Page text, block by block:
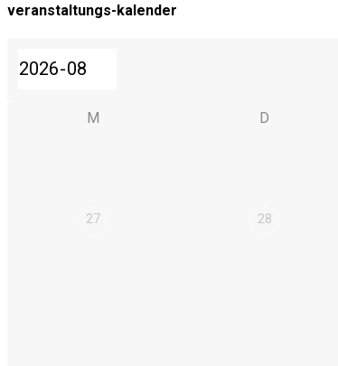
veranstaltungs-kalender
M D
27 28